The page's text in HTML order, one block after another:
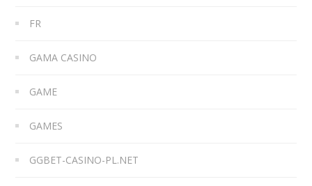
FR
GAMA CASINO
GAME
GAMES
GGBET-CASINO-PL.NET